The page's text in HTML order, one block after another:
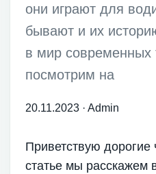
они играют для
бывают и их
в мир современных
посмотрим на
20.11.2023 ·Admin
Приветствую дорогие
статье мы расскажем